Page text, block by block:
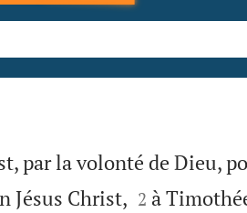
par la volonté de Dieu,
Jésus Christ,
2 à